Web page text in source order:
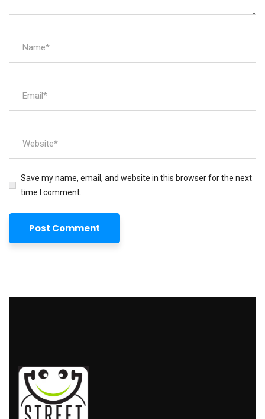
Save my name, email, and website in this browser for the next
time I comment.